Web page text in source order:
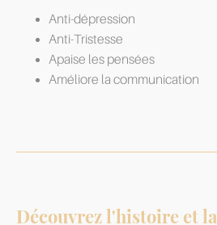
Anti-dépression
Anti-Tristesse
Apaise les pensées
Améliore la communication
Découvrez l'histoire et la